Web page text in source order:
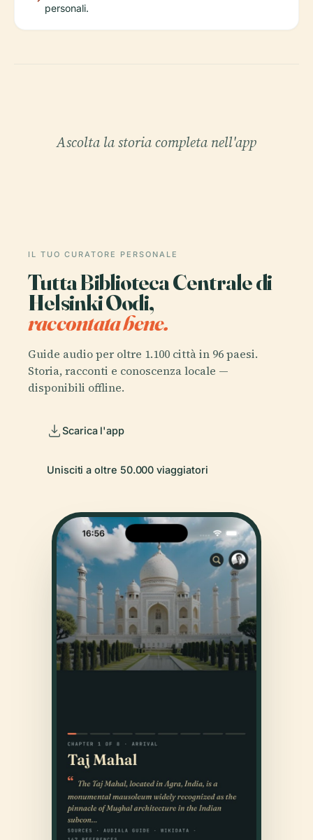
personali.
Ascolta la storia completa nell'app
IL TUO CURATORE PERSONALE
Tutta Biblioteca Centrale di
Helsinki Oodi,
raccontata bene.
Guide audio per oltre 1.100 città in 96 paesi.
Storia, racconti e conoscenza locale —
disponibili offline.
Scarica l'app
Unisciti a oltre 50.000 viaggiatori